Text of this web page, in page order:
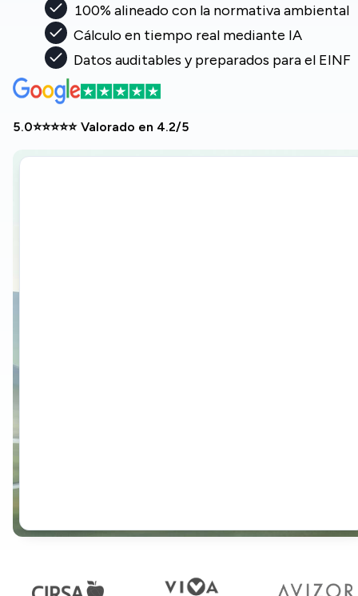
100% alineado con la normativa ambiental
Cálculo en tiempo real mediante IA
Datos auditables y preparados para el EINF
5.0⭐️⭐️⭐️⭐️⭐️ Valorado en 4.2/5